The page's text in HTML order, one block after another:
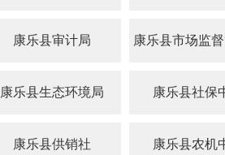
康乐县审计局 康乐县市场监
康乐县生态环境局 康乐县社保
康乐县供销社 康乐县农机